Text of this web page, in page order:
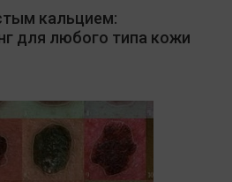
кальцием:
для любого типа кожи